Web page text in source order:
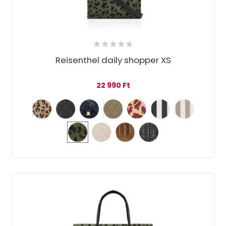
Reisenthel daily shopper XS
22 990 Ft